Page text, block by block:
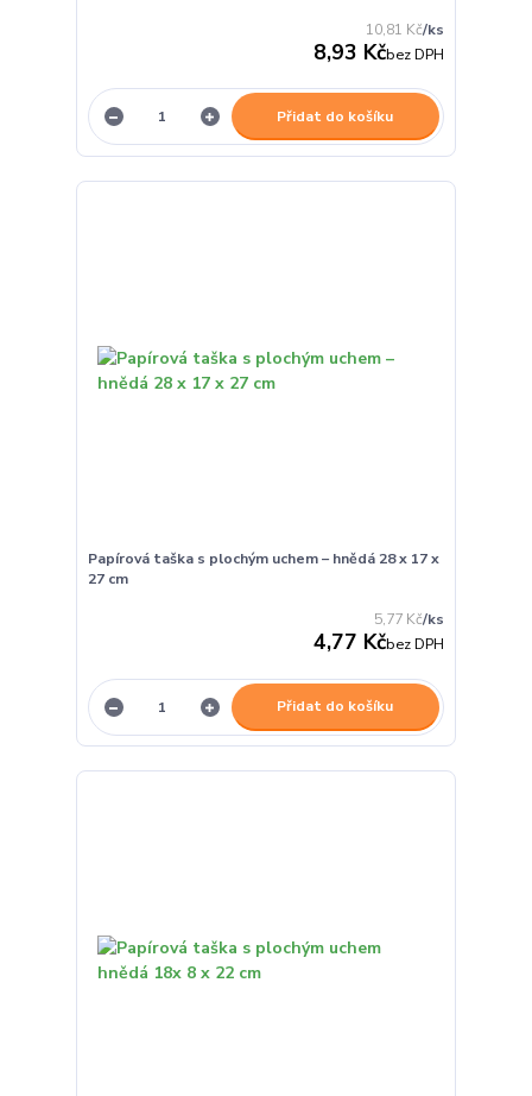
10,81 Kč/ks
8,93 Kčbez DPH
Přidat do košíku
Papírová taška s plochým uchem – hnědá 28 x 17 x
27 cm
5,77 Kč/ks
4,77 Kčbez DPH
Přidat do košíku